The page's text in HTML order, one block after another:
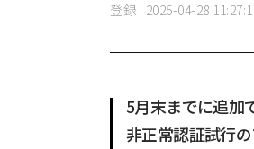
登録 : 2025-04-28
5月末までに追加
非正常認証試行